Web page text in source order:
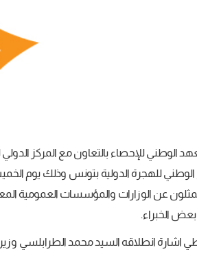
الوطني للإحصاء بالتعاون مع المركز
عن الوزارات والمؤسسات العمومية
الخبراء.
انطلاقه السيد محمد الطرابلسي وزير